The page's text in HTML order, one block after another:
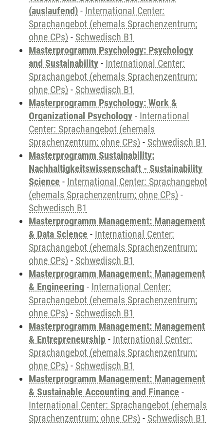
(auslaufend) - International Center:
Sprachangebot (ehemals Sprachenzentrum;
ohne CPs) - Schwedisch B1
Masterprogramm Psychology: Psychology
and Sustainability - International Center:
Sprachangebot (ehemals Sprachenzentrum;
ohne CPs) - Schwedisch B1
Masterprogramm Psychology: Work &
Organizational Psychology - International
Center: Sprachangebot (ehemals
Sprachenzentrum; ohne CPs) - Schwedisch B1
Masterprogramm Sustainability:
Nachhaltigkeitswissenschaft - Sustainability
Science - International Center: Sprachangebot
(ehemals Sprachenzentrum; ohne CPs) -
Schwedisch B1
Masterprogramm Management: Management
& Data Science - International Center:
Sprachangebot (ehemals Sprachenzentrum;
ohne CPs) - Schwedisch B1
Masterprogramm Management: Management
& Engineering - International Center:
Sprachangebot (ehemals Sprachenzentrum;
ohne CPs) - Schwedisch B1
Masterprogramm Management: Management
& Entrepreneurship - International Center:
Sprachangebot (ehemals Sprachenzentrum;
ohne CPs) - Schwedisch B1
Masterprogramm Management: Management
& Sustainable Accounting and Finance -
International Center: Sprachangebot (ehemals
Sprachenzentrum; ohne CPs) - Schwedisch B1